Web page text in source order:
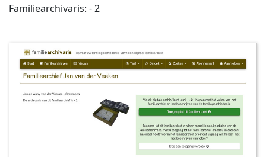
Familiearchivaris: - 2